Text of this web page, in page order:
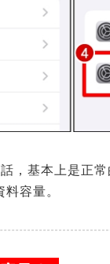
，基本上是正
容量。